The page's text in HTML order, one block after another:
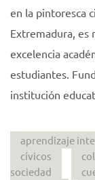
en la pintoresca
Extremadura, es
excelencia
estudiantes.
institución
aprendizaje
cívicos
sociedad